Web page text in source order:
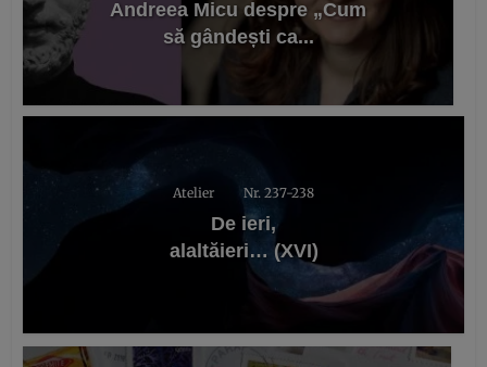
Andreea Micu despre „Cum
să gândești ca...
Atelier Nr. 237-238
De ieri,
alaltăieri… (XVI)